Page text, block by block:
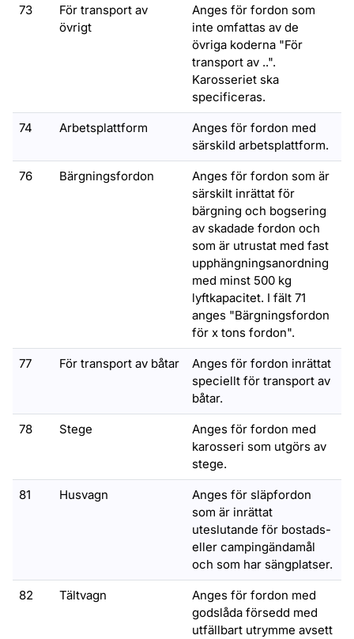
73
För transport av
övrigt
Anges för fordon som
inte omfattas av de
övriga koderna "För
transport av ..".
Karosseriet ska
specificeras.
74 Arbetsplattform
Anges för fordon med
särskild arbetsplattform.
76 Bärgningsfordon
Anges för fordon som är
särskilt inrättat för
bärgning och bogsering
av skadade fordon och
som är utrustat med fast
upphängningsanordning
med minst 500 kg
lyftkapacitet. I fält 71
anges "Bärgningsfordon
för x tons fordon".
77 För transport av båtar
Anges för fordon inrättat
speciellt för transport av
båtar.
78 Stege
Anges för fordon med
karosseri som utgörs av
stege.
81 Husvagn
Anges för släpfordon
som är inrättat
uteslutande för bostads-
eller campingändamål
och som har sängplatser.
82 Tältvagn
Anges för fordon med
godslåda försedd med
utfällbart utrymme avsett